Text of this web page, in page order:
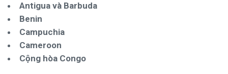
Antigua và Barbuda
Benin
Campuchia
Cameroon
Cộng hòa Congo